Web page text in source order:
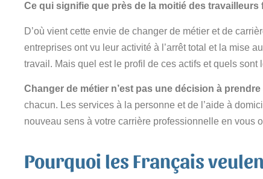
Ce qui signifie que près de la moitié des
D’où vient cette envie de changer de métier et de
entreprises ont vu leur activité à l’arrêt total et la mise
travail. Mais quel est le profil de ces actifs et quels sont
Changer de métier n’est pas une décision à prendre
chacun. Les services à la personne et de l’aide à
nouveau sens à votre carrière professionnelle en vous
Pourquoi les Français